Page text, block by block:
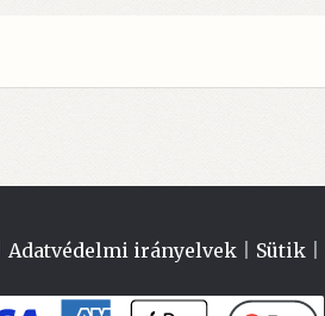
|Adatvédelmi irányelvek Sütik